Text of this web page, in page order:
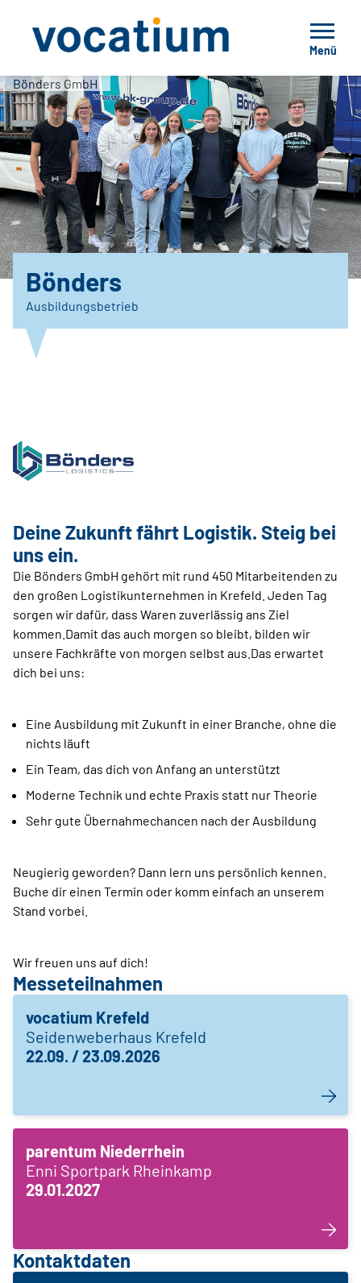
Menü
Bönders GmbH
Bönders
Ausbildungsbetrieb
Deine Zukunft fährt Logistik. Steig bei
uns ein.
Die Bönders GmbH gehört mit rund 450 Mitarbeitenden zu
den großen Logistikunternehmen in Krefeld. Jeden Tag
sorgen wir dafür, dass Waren zuverlässig ans Ziel
kommen.Damit das auch morgen so bleibt, bilden wir
unsere Fachkräfte von morgen selbst aus.Das erwartet
dich bei uns:
Eine Ausbildung mit Zukunft in einer Branche, ohne die
nichts läuft
Ein Team, das dich von Anfang an unterstützt
Moderne Technik und echte Praxis statt nur Theorie
Sehr gute Übernahmechancen nach der Ausbildung
Neugierig geworden? Dann lern uns persönlich kennen.
Buche dir einen Termin oder komm einfach an unserem
Stand vorbei.
Wir freuen uns auf dich!
Messeteilnahmen
vocatium Krefeld
Seidenweberhaus Krefeld
22.09. / 23.09.2026
parentum Niederrhein
Enni Sportpark Rheinkamp
29.01.2027
Kontaktdaten